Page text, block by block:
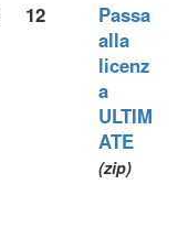
12
Passa
alla
licenz
a
ULTIM
ATE
(zip)